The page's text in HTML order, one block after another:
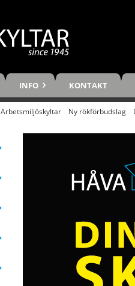
INFO KONTAKT
Arbetsmiljöskyltar Ny rökförbudslag